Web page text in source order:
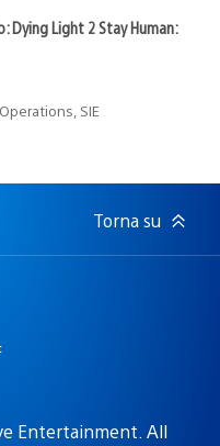
Dying Light 2 Stay Human:
SIE
Torna su
Entertainment. All